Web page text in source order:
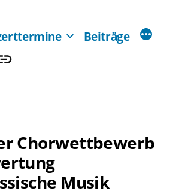
Beiträge
Chorwettbewerb
Musik